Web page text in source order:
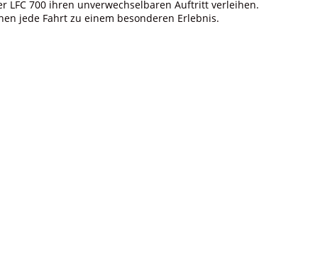
LFC 700 ihren unverwechselbaren Auftritt verleihen.
jede Fahrt zu einem besonderen Erlebnis.